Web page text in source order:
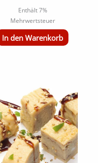
Enthält 7%
Mehrwertsteuer
In den Warenkorb